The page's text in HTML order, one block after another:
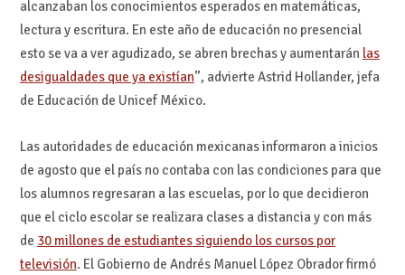
alcanzaban los conocimientos esperados en matemáticas,
lectura y escritura. En este año de educación no presencial
esto se va a ver agudizado, se abren brechas y aumentarán las
desigualdades que ya existían”, advierte Astrid Hollander, jefa
de Educación de Unicef México.
Las autoridades de educación mexicanas informaron a inicios
de agosto que el país no contaba con las condiciones para que
los alumnos regresaran a las escuelas, por lo que decidieron
que el ciclo escolar se realizara clases a distancia y con más
de 30 millones de estudiantes siguiendo los cursos por
televisión. El Gobierno de Andrés Manuel López Obrador firmó